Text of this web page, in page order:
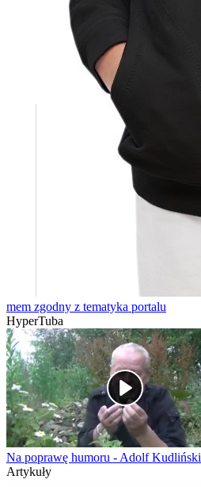
mem zgodny z tematyka portalu
HyperTuba
Na poprawę humoru - Adolf Kudliński
Artykuły